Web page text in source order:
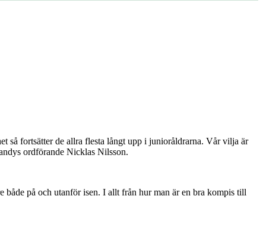
så fortsätter de allra flesta långt upp i junioråldrarna. Vår vilja är
ordförande Nicklas Nilsson.
både på och utanför isen. I allt från hur man är en bra kompis till